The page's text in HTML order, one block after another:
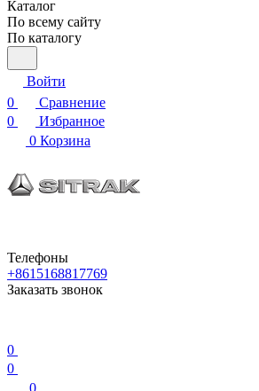
Каталог
По всему сайту
По каталогу
Войти
0
Сравнение
0
Избранное
0 Корзина
Телефоны
+8615168817769
Заказать звонок
0
0
0